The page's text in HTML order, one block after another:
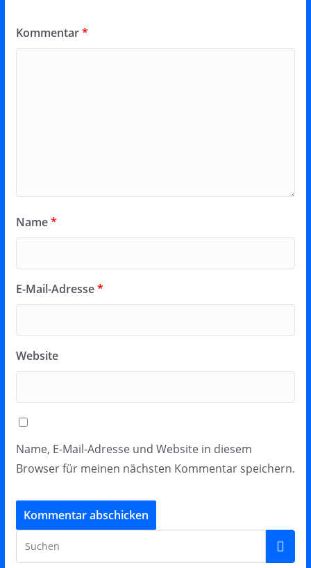
Kommentar*
Name*
E-Mail-Adresse*
Website
Name, E-Mail-Adresse und Website in diesem
Browser für meinen nächsten Kommentar speichern.